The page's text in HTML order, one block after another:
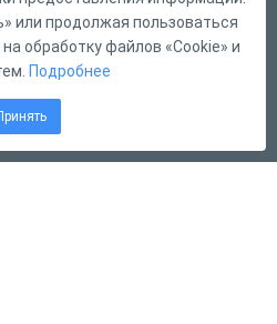
или продолжая пользоваться
обработку файлов «Cookie» и
Подробнее